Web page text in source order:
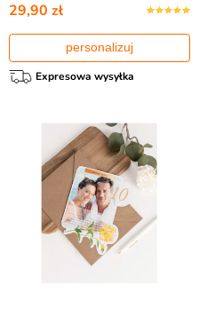
29,90 zł
personalizuj
Expresowa wysyłka